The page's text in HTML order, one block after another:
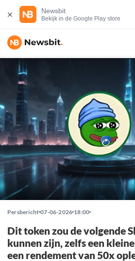
Newsbit
Bekijk in de Google Play store
Persbericht 07-06-2026 18:00
Dit token zou de volgende
kunnen zijn, zelfs een
een rendement van 50x